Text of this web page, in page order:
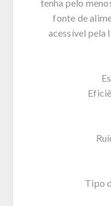
tenha pelo
fonte de
acessível pela
Tipo